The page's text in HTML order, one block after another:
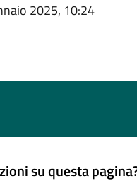
2025, 10:24
su questa